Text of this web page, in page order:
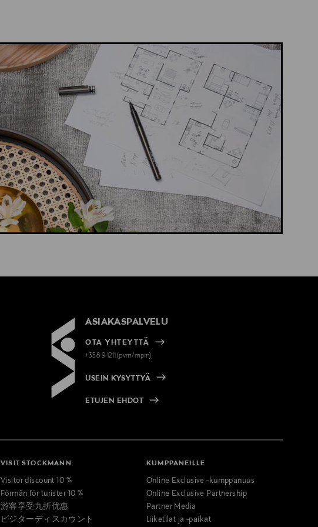
ASIAKASPALVELU
OTA YHTEYTTÄ
+358 9 1211(pvm/mpm)
USEIN KYSYTTYÄ
ETUJEN EHDOT
VISIT STOCKMANN
Visitor discount 10 %
Förmån för turister 10 %
游客享受九折优惠
ビジターディスカウント
KUMPPANEILLE
Online Exclusive -kumppanuus
Online Exclusive Partnership
Partner Media
Liiketilat ja -paikat